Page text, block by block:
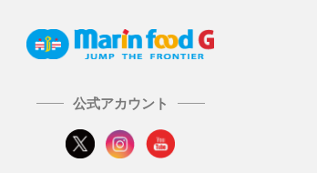
公式アカウント